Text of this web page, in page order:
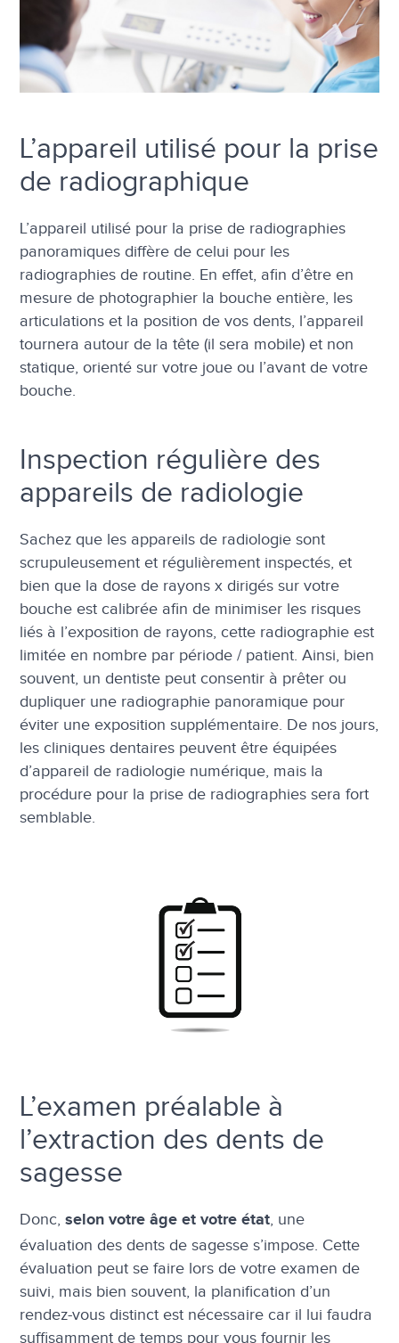
L’appareil utilisé pour la prise
de radiographique
L’appareil utilisé pour la prise de radiographies
panoramiques diffère de celui pour les
radiographies de routine. En effet, afin d’être en
mesure de photographier la bouche entière, les
articulations et la position de vos dents, l’appareil
tournera autour de la tête (il sera mobile) et non
statique, orienté sur votre joue ou l’avant de votre
bouche.
Inspection régulière des
appareils de radiologie
Sachez que les appareils de radiologie sont
scrupuleusement et régulièrement inspectés, et
bien que la dose de rayons x dirigés sur votre
bouche est calibrée afin de minimiser les risques
liés à l’exposition de rayons, cette radiographie est
limitée en nombre par période / patient. Ainsi, bien
souvent, un dentiste peut consentir à prêter ou
dupliquer une radiographie panoramique pour
éviter une exposition supplémentaire. De nos jours,
les cliniques dentaires peuvent être équipées
d’appareil de radiologie numérique, mais la
procédure pour la prise de radiographies sera fort
semblable.
L’examen préalable à
l’extraction des dents de
sagesse
Donc,selon votre âge et votre état, une
évaluation des dents de sagesse s’impose. Cette
évaluation peut se faire lors de votre examen de
suivi, mais bien souvent, la planification d’un
rendez-vous distinct est nécessaire car il lui faudra
suffisamment de temps pour vous fournir les